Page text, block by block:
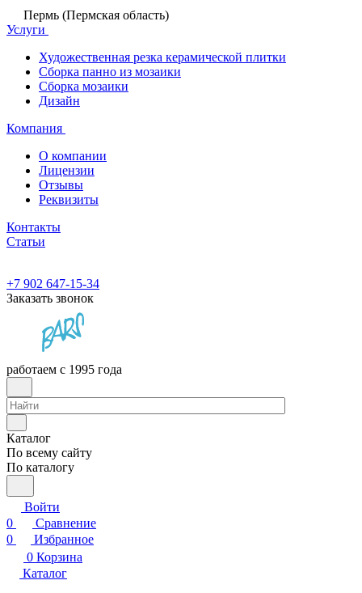
Пермь (Пермская область)
Услуги
Художественная резка керамической плитки
Сборка панно из мозаики
Сборка мозаики
Дизайн
Компания
О компании
Лицензии
Отзывы
Реквизиты
Контакты
Статьи
+7 902 647-15-34
Заказать звонок
работаем с 1995 года
Каталог
По всему сайту
По каталогу
Войти
0
Сравнение
0
Избранное
0 Корзина
Каталог